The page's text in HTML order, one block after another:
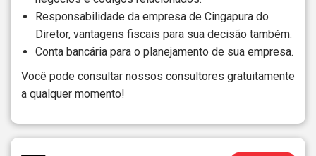
Responsabilidade da empresa de Cingapura do
Diretor, vantagens fiscais para sua decisão também.
Conta bancária para o planejamento de sua empresa.
Você pode consultar nossos consultores gratuitamente
a qualquer momento!